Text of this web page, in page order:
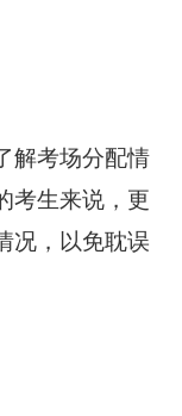
考场分配情
考生来说，更
况，以免耽误